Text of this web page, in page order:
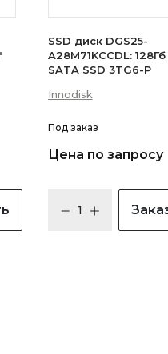
SSD диск DGS25-
A28M71KCCDL: 128Гб
SATA SSD 3TG6-P
Innodisk
Под заказ
Цена по запросу